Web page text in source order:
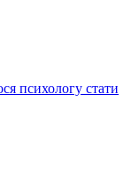
психологу стати